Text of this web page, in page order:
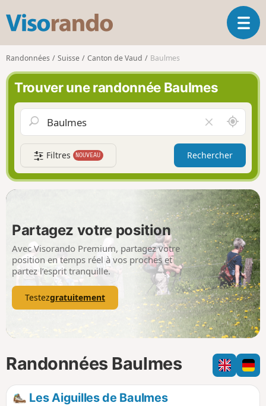
s
o
r
n
d
O
u
l
a
i
g
a
t
i
o
n
Randonnées Suisse Canton de Vaud Baulmes
Trouver une randonnée Baulmes
i
d
e
r
l
e
c
h
a
m
p
A
u
t
u
r
d
e
m
o
i
Filtres NOUVEAU Rechercher
Partagez votre position
Avec Visorando Premium, partagez votre
position en temps réel à vos proches et
partez l’esprit tranquille.
Testezgratuitement
Randonnées Baulmes
Les Aiguilles de Baulmes